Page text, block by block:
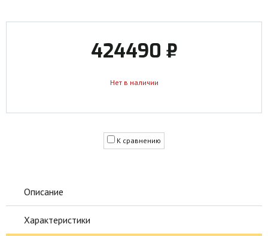
424490 ₽
Нет в наличии
К сравнению
Описание
Характеристики